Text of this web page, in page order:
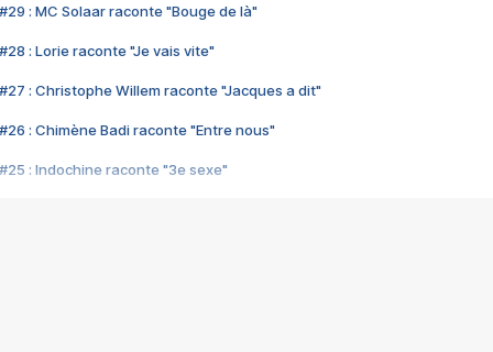
#29 : MC Solaar raconte "Bouge de là"
#28 : Lorie raconte "Je vais vite"
#27 : Christophe Willem raconte "Jacques a dit"
#26 : Chimène Badi raconte "Entre nous"
#25 : Indochine raconte "3e sexe"